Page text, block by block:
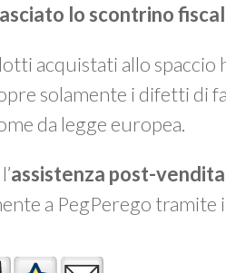
lo scontrino
acquistati allo spaccio
solamente i difetti di
da legge europea.
assistenza post-vendita
a PegPerego tramite